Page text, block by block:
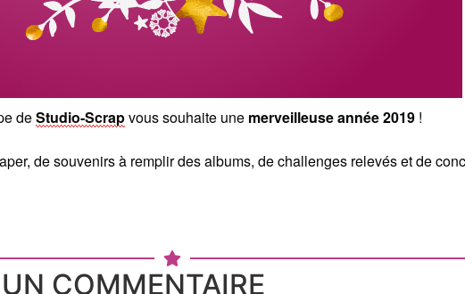
deStudio-Scrapvous souhaite une merveilleuse année 2019 !
de souvenirs à remplir des albums, de challenges relevés et de
COMMENTAIRE